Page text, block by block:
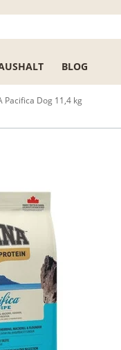
BLOG
Pacifica Dog 11,4 kg